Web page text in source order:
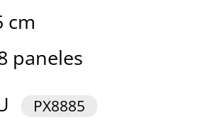
cm
paneles
PX8885